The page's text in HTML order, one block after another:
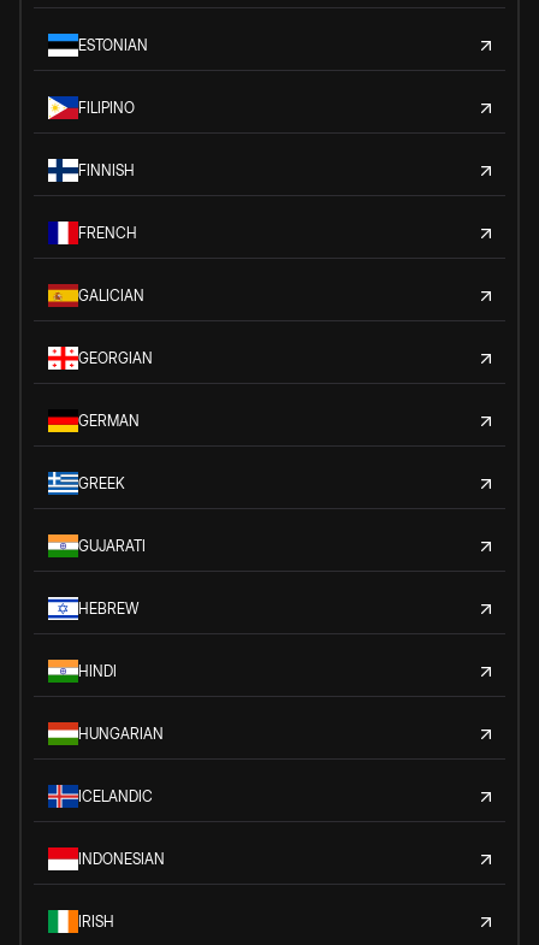
ESTONIAN
FILIPINO
FINNISH
FRENCH
GALICIAN
GEORGIAN
GERMAN
GREEK
GUJARATI
HEBREW
HINDI
HUNGARIAN
ICELANDIC
INDONESIAN
IRISH